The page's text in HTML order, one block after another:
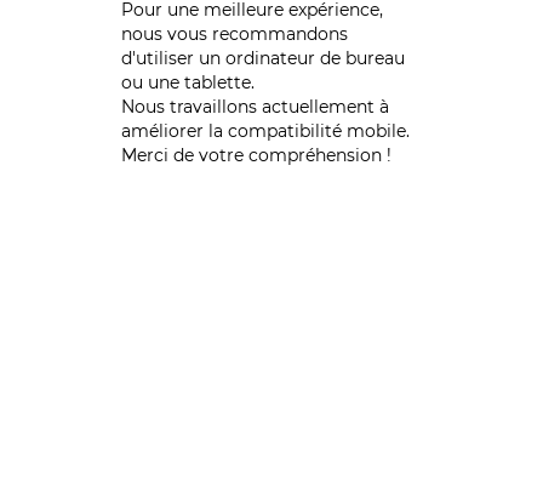
Pour une meilleure expérience,
nous vous recommandons
d'utiliser un ordinateur de bureau
ou une tablette.
Nous travaillons actuellement à
améliorer la compatibilité mobile.
Merci de votre compréhension !